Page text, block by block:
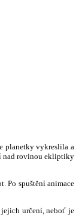
planetky vykreslila a
nad rovinou ekliptiky
Po spuštění animace
jejich určení, neboť je